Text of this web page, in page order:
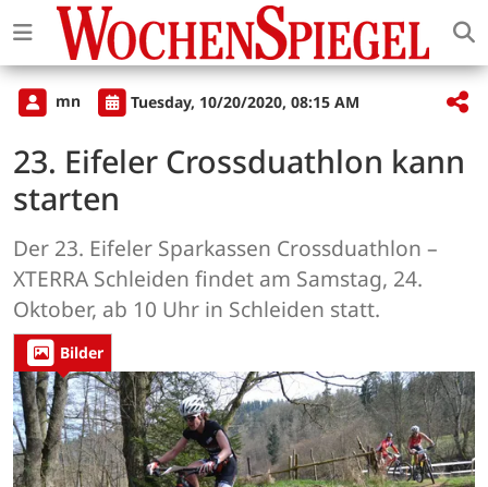
mn Tuesday, 10/20/2020, 08:15 AM
23. Eifeler Crossduathlon kann
starten
Der 23. Eifeler Sparkassen Crossduathlon –
XTERRA Schleiden findet am Samstag, 24.
Oktober, ab 10 Uhr in Schleiden statt.
Bilder